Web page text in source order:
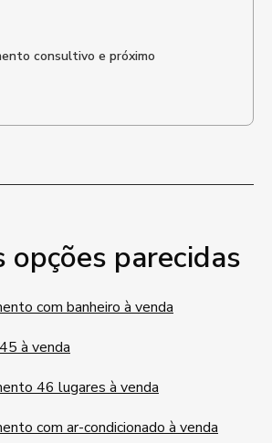
consultivo e próximo
opções parecidas
com banheiro à venda
à venda
46 lugares à venda
com ar-condicionado à venda